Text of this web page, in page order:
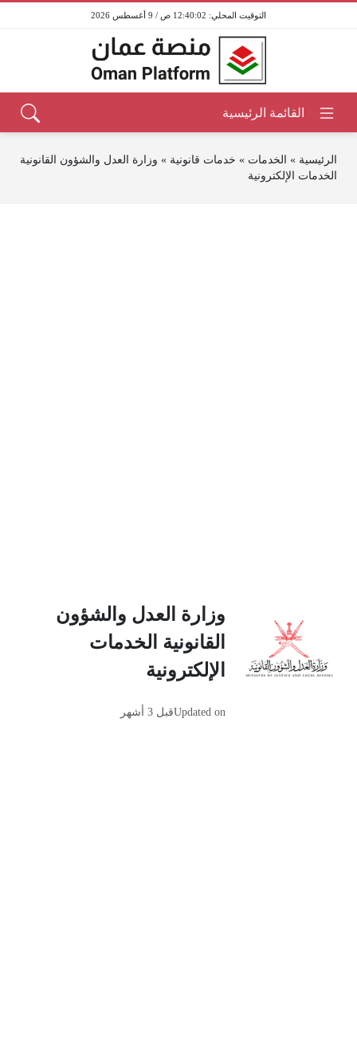
12:40:02 ص / 9 أغسطس 2026
الرئيسية » الخدمات » خدمات قانونية » وزارة العدل والشؤون القانونية
الخدمات الإلكترونية
وزارة العدل والشؤون
القانونية الخدمات
الإلكترونية
Updated onقبل 3 أشهر